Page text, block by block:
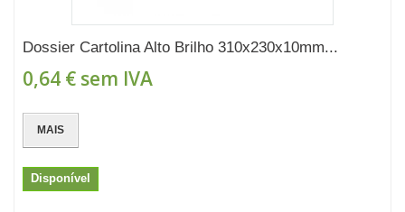
Dossier Cartolina Alto Brilho 310x230x10mm...
0,64 € sem IVA
MAIS
Disponível